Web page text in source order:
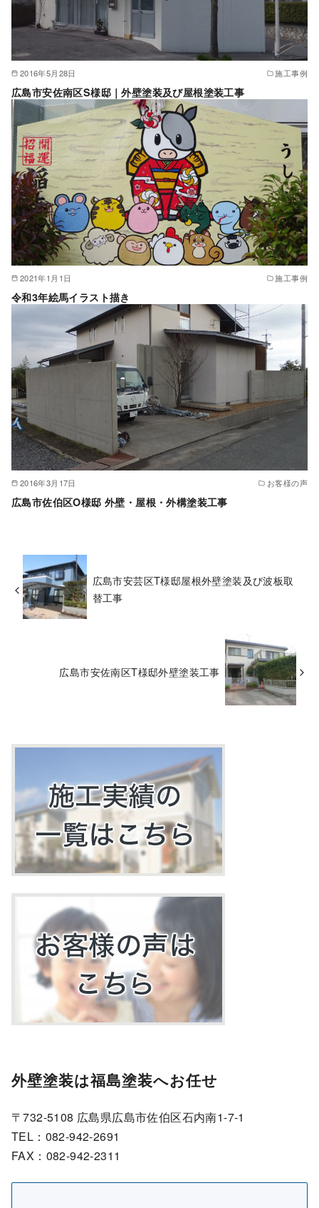
2016年5月28日 施工事例
広島市安佐南区S様邸｜外壁塗装及び屋根塗装工事
2021年1月1日 施工事例
令和3年絵馬イラスト描き
2016年3月17日 お客様の声
広島市佐伯区O様邸 外壁・屋根・外構塗装工事
広島市安芸区T様邸屋根外壁塗装及び波板取
替工事
広島市安佐南区T様邸外壁塗装工事
外壁塗装は福島塗装へお任せ
〒732-5108 広島県広島市佐伯区石内南1-7-1
TEL：082-942-2691
FAX：082-942-2311